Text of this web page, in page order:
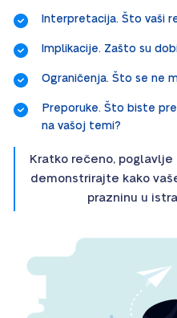
Interpretacija. Što vaši
Implikacije. Zašto su
Ograničenja. Što se ne
Preporuke. Što biste
na vašoj temi?
Kratko rečeno,
demonstrirajte kako
prazninu u